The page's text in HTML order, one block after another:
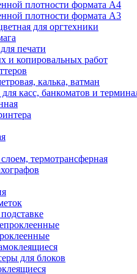
плотности формата А4
плотности формата А3
для оргтехники
печати
и копировальных работ
калька, ватман
для касс, банкоматов и
термотрансферная
для блоков